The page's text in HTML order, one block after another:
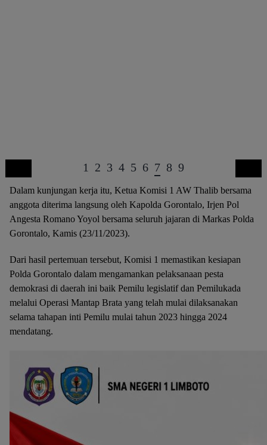
1 2 3 4 5 6 7 8 9
Dalam kunjungan kerja itu, Ketua Komisi 1 AW Thalib bersama
anggota diterima langsung oleh Kapolda Gorontalo, Irjen Pol
Angesta Romano Yoyol bersama seluruh jajaran di Markas Polda
Gorontalo, Kamis (23/11/2023).
Dari hasil pertemuan tersebut, Komisi 1 memastikan kesiapan
Polda Gorontalo dalam mengamankan pelaksanaan pesta
demokrasi di daerah ini baik Pemilu legislatif dan Pemilukada
melalui Operasi Mantap Brata yang telah mulai dilaksanakan
selama tahapan inti Pemilu mulai tahun 2023 hingga 2024
mendatang.